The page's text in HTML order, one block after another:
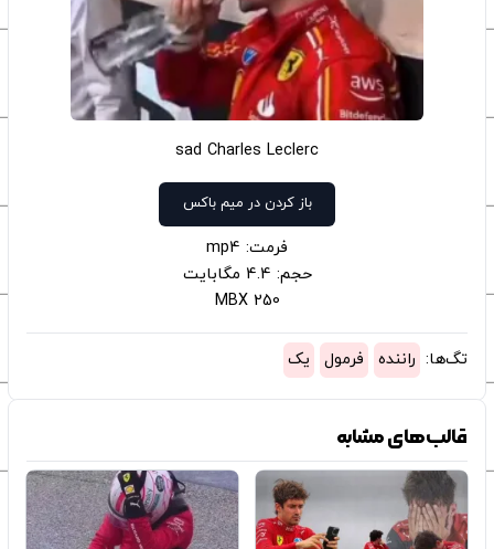
sad Charles Leclerc
باز کردن در میم باکس
فرمت: mp4
حجم: 4.4 مگابایت
250 MBX
تگ‌ها: راننده فرمول یک
قالب‌های مشابه